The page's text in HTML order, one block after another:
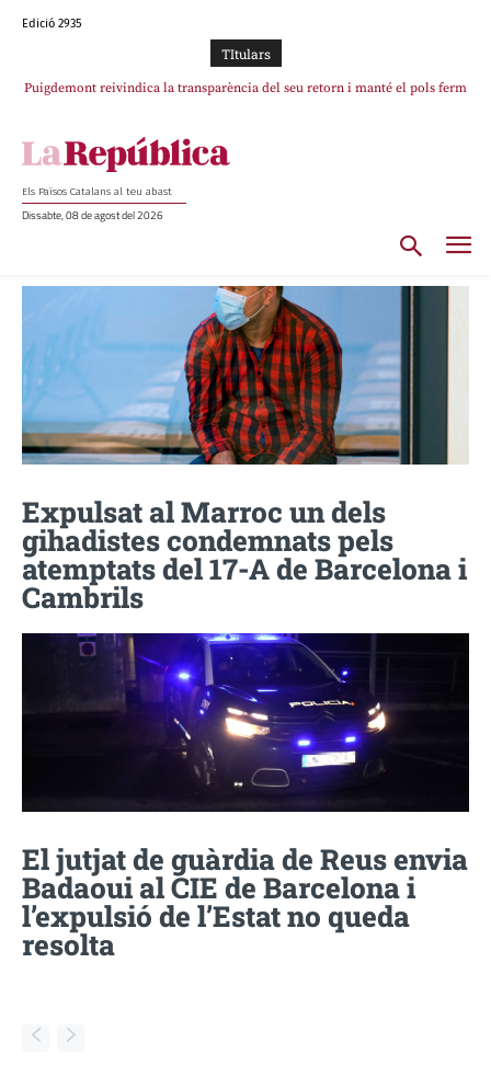
Edició 2935
TItulars
Puigdemont reivindica la transparència del seu retorn i manté el pols ferm
Els Països Catalans al teu abast
Dissabte, 08 de agost del 2026
Expulsat al Marroc un dels
gihadistes condemnats pels
atemptats del 17-A de Barcelona i
Cambrils
El jutjat de guàrdia de Reus envia
Badaoui al CIE de Barcelona i
l’expulsió de l’Estat no queda
resolta